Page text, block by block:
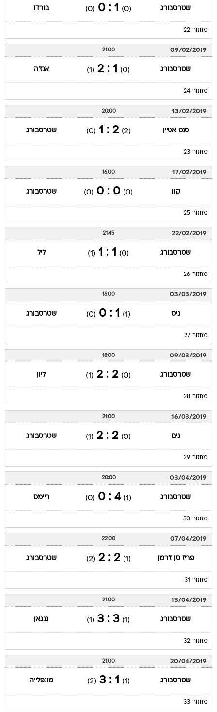
שטרסבורג (0)
1 : 0
(0) בורדו
מחזור 22
09/02/2019
21:00
שטרסבורג (0)
1 : 2
(1) אנז'ה
מחזור 24
13/02/2019
20:00
סנט אטיין (2)
2 : 1
(0) שטרסבורג
מחזור 23
17/02/2019
16:00
קון (0)
0 : 0
(0) שטרסבורג
מחזור 25
22/02/2019
21:45
שטרסבורג (0)
1 : 1
(1) ליל
מחזור 26
03/03/2019
16:00
ניס (1)
1 : 0
(0) שטרסבורג
מחזור 27
09/03/2019
18:00
שטרסבורג (0)
2 : 2
(1) ליון
מחזור 28
16/03/2019
21:00
נים (0)
2 : 2
(1) שטרסבורג
מחזור 29
03/04/2019
20:00
שטרסבורג (1)
4 : 0
(0) ריימס
מחזור 30
07/04/2019
22:00
פריז סן ז'רמן (1)
2 : 2
(2) שטרסבורג
מחזור 31
13/04/2019
21:00
שטרסבורג (1)
3 : 3
(1) גנגאן
מחזור 32
20/04/2019
21:00
שטרסבורג (1)
1 : 3
(2) מונפלייה
מחזור 33